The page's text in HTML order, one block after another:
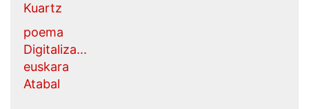
Kuartz
poema
Digitaliza...
euskara
Atabal